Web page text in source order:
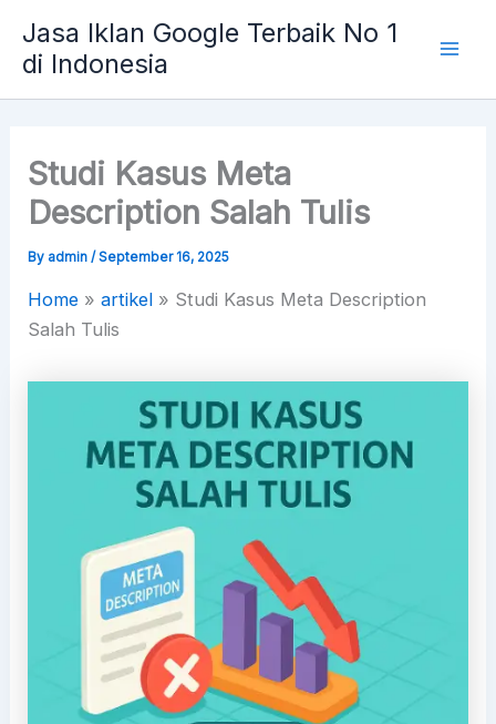
content
Jasa Iklan Google Terbaik No 1
di Indonesia
Studi Kasus Meta
Description Salah Tulis
By admin/September 16, 2025
Home »artikel » Studi Kasus Meta Description
Salah Tulis